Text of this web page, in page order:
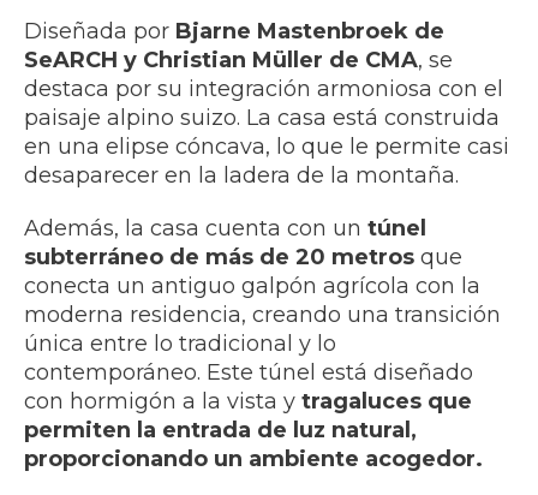
Diseñada por Bjarne Mastenbroek de
SeARCH y Christian Müller de CMA, se
destaca por su integración armoniosa con el
paisaje alpino suizo. La casa está construida
en una elipse cóncava, lo que le permite casi
desaparecer en la ladera de la montaña.
Además, la casa cuenta con un túnel
subterráneo de más de 20 metros que
conecta un antiguo galpón agrícola con la
moderna residencia, creando una transición
única entre lo tradicional y lo
contemporáneo. Este túnel está diseñado
con hormigón a la vista y tragaluces que
permiten la entrada de luz natural,
proporcionando un ambiente acogedor.